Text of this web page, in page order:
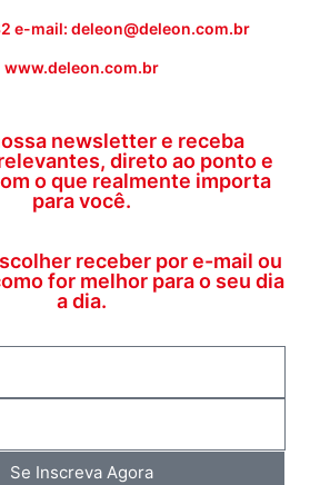
e-mail: deleon@deleon.com.br
www.deleon.com.br
newsletter e receba
direto ao ponto e
o que realmente importa
para você.
receber por e-mail ou
for melhor para o seu dia
a dia.
Se Inscreva Agora